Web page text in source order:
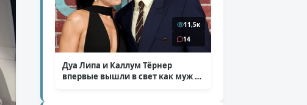
11,5к
14
Дуа Липа и Каллум Тёрнер
впервые вышли в свет как муж и